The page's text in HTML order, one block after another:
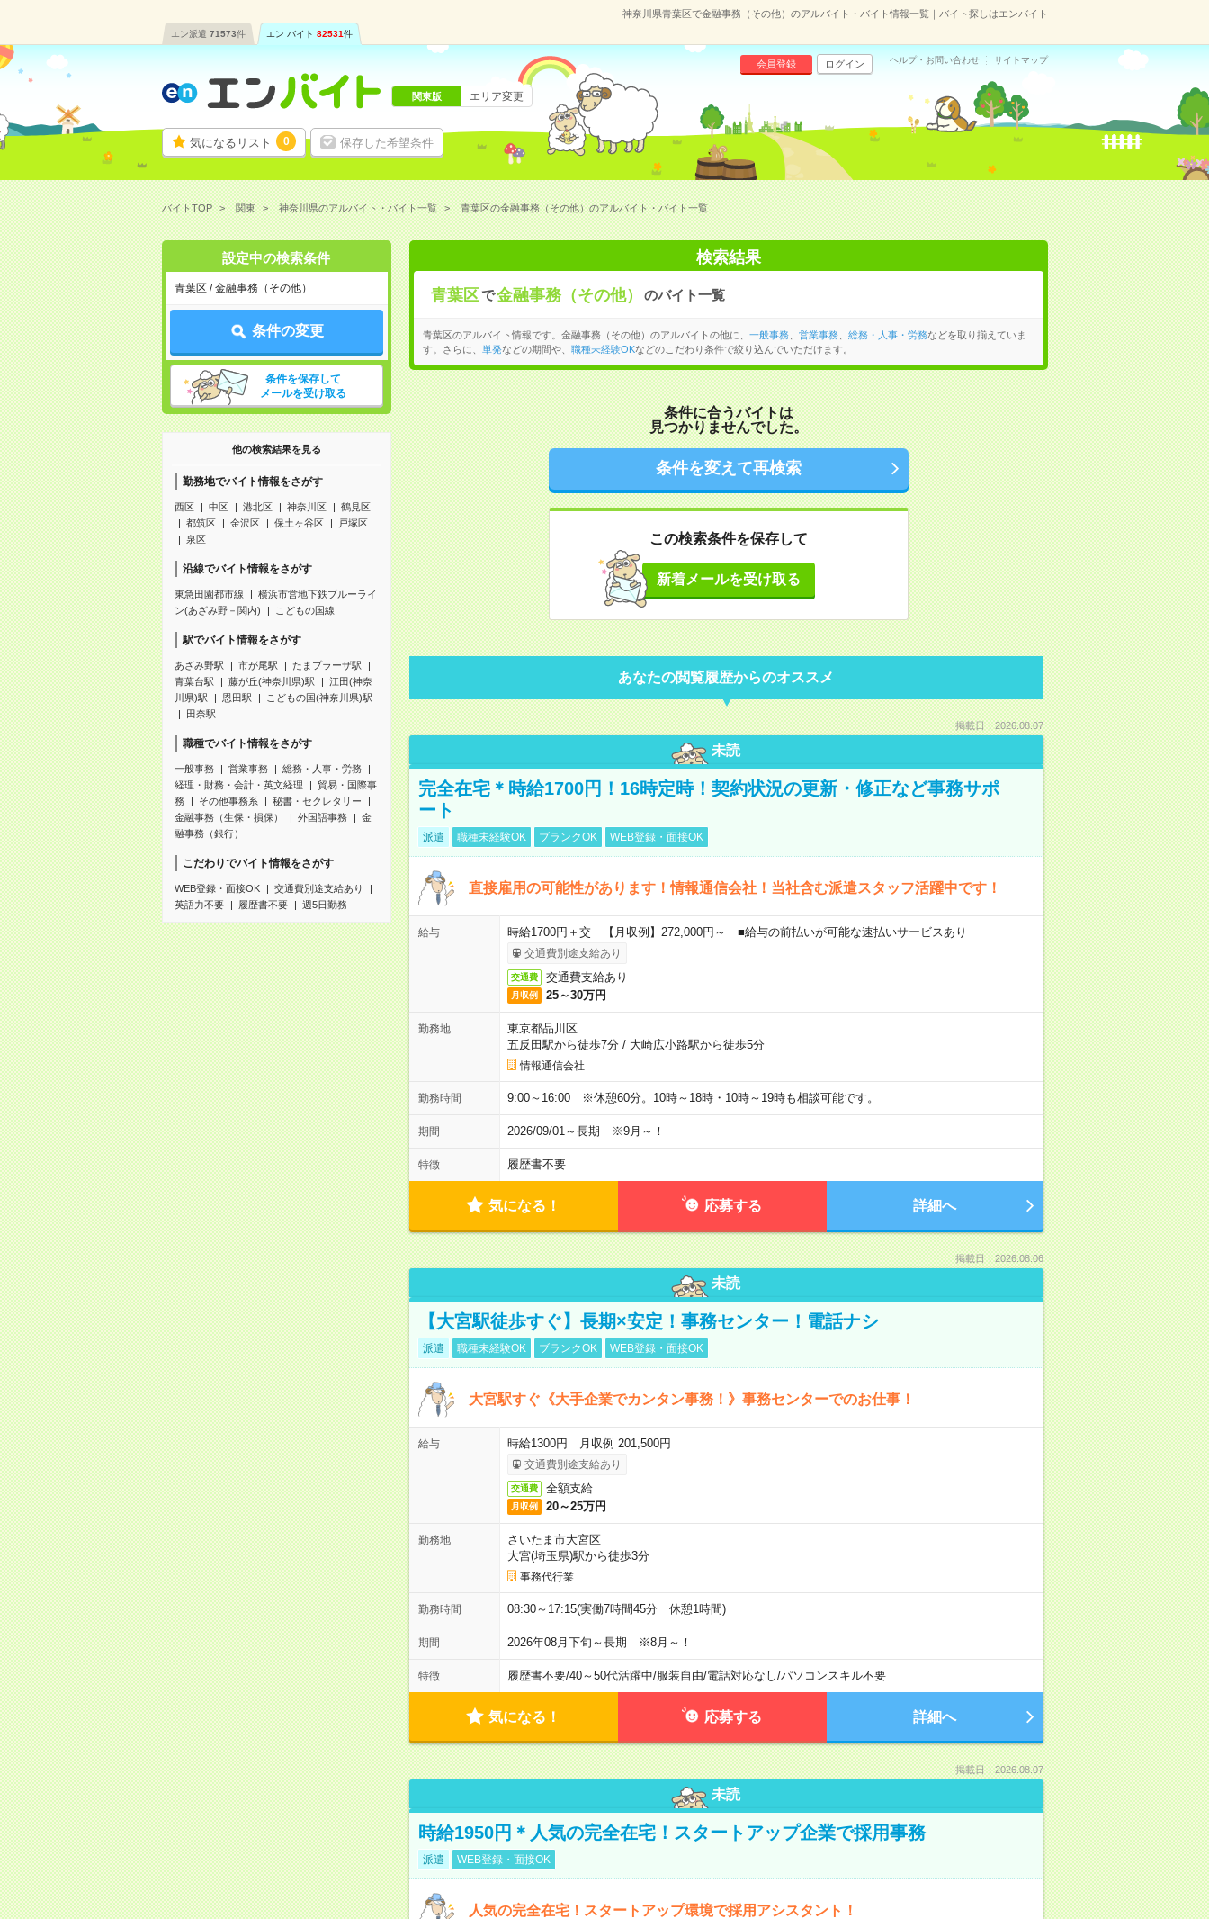
神奈川県青葉区で金融事務（その他）のアルバイト・バイト情報一覧｜バイト探しはエンバイト
エン派遣 71573件 エン バイト 82531件
気になるリスト 0 保存した希望条件
会員登録 ログイン ヘルプ・お問い合わせ サイトマップ
関東版 エリア変更
バイトTOP 関東 神奈川県のアルバイト・バイト一覧 青葉区の金融事務（その他）のアルバイト・バイト一覧
設定中の検索条件
青葉区 / 金融事務（その他）
条件の変更
条件を保存して
メールを受け取る
他の検索結果を見る
勤務地でバイト情報をさがす
西区 中区 港北区 神奈川区
鶴見区
都筑区
金沢区 保土ヶ谷区
戸塚区
泉区
沿線でバイト情報をさがす
東急田園都市線
横浜市営地下鉄ブルーライ
ン(あざみ野－関内)
こどもの国線
駅でバイト情報をさがす
あざみ野駅 市が尾駅
たまプラーザ駅
青葉台駅
藤が丘(神奈川県)駅
江田(神奈
川県)駅
恩田駅
こどもの国(神奈川県)駅
田奈駅
職種でバイト情報をさがす
一般事務 営業事務
総務・人事・労務
経理・財務・会計・英文経理
貿易・国際事
務
その他事務系
秘書・セクレタリー
金融事務（生保・損保）
外国語事務
金
融事務（銀行）
こだわりでバイト情報をさがす
WEB登録・面接OK
交通費別途支給あり
英語力不要
履歴書不要 週5日勤務
検索結果
青葉区で金融事務（その他） のバイト一覧
青葉区のアルバイト情報です。金融事務（その他）のアルバイトの他に、 一般事務、 営業事務、 総務・人事・労務などを取り揃えていま
す。さらに、
単発などの期間や、 職種未経験OKなどのこだわり条件で絞り込んでいただけます。
条件に合うバイトは
見つかりませんでした。
条件を変えて再検索
この検索条件を保存して
新着メールを受け取る
あなたの閲覧履歴からのオススメ
掲載日：2026.08.07
未読
完全在宅＊時給1700円！16時定時！契約状況の更新・修正など事務サポ
ート
派遣 職種未経験OK ブランクOK WEB登録・面接OK
直接雇用の可能性があります！情報通信会社！当社含む派遣スタッフ活躍中です！
給与 時給1700円＋交 【月収例】272,000円～ ■給与の前払いが可能な速払いサービスあり
交通費別途支給あり
交通費 交通費支給あり
月収例 25～30万円
勤務地
東京都品川区
五反田駅から徒歩7分/ 大崎広小路駅から徒歩5分
情報通信会社
勤務時間 9:00～16:00 ※休憩60分。10時～18時・10時～19時も相談可能です。
期間 2026/09/01～長期 ※9月～！
特徴 履歴書不要
気になる！ 応募する 詳細へ
掲載日：2026.08.06
未読
【大宮駅徒歩すぐ】長期×安定！事務センター！電話ナシ
派遣 職種未経験OK ブランクOK WEB登録・面接OK
大宮駅すぐ《大手企業でカンタン事務！》事務センターでのお仕事！
給与 時給1300円 月収例 201,500円
交通費別途支給あり
交通費 全額支給
月収例 20～25万円
勤務地
さいたま市大宮区
大宮(埼玉県)駅から徒歩3分
事務代行業
勤務時間 08:30～17:15(実働7時間45分 休憩1時間)
期間 2026年08月下旬～長期 ※8月～！
特徴 履歴書不要/40～50代活躍中/服装自由/電話対応なし/パソコンスキル不要
気になる！ 応募する 詳細へ
掲載日：2026.08.07
未読
時給1950円＊人気の完全在宅！スタートアップ企業で採用事務
派遣 WEB登録・面接OK
人気の完全在宅！スタートアップ環境で採用アシスタント！